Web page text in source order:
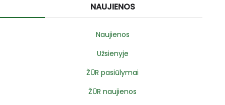
NAUJIENOS
Naujienos
Užsienyje
ŽŪR pasiūlymai
ŽŪR naujienos